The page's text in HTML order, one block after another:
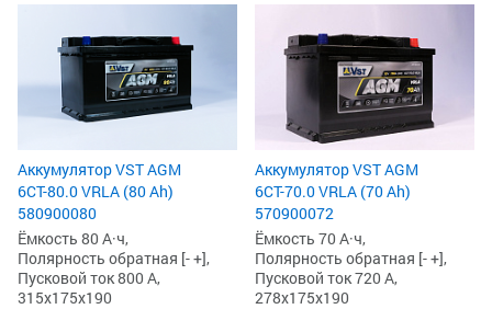
Аккумулятор VST AGM
6СТ-80.0 VRLA (80 Ah)
580900080
Ёмкость 80 А·ч,
Полярность обратная [- +],
Пусковой ток 800 А,
315x175x190
Аккумулятор VST AGM
6СТ-70.0 VRLA (70 Ah)
570900072
Ёмкость 70 А·ч,
Полярность обратная [- +],
Пусковой ток 720 А,
278x175x190